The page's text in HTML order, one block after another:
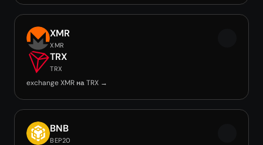
XMR
XMR
TRX
TRX
exchange XMR на TRX →
BNB
BEP20